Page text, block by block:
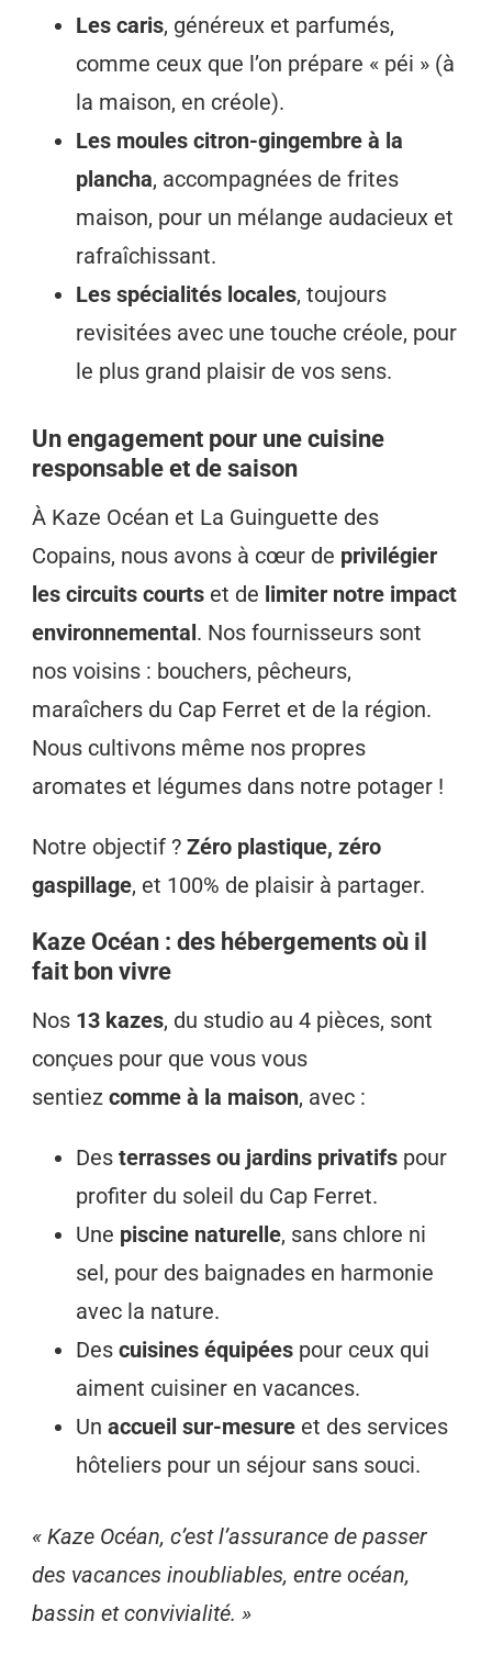
Les caris, généreux et parfumés,
comme ceux que l’on prépare « péi » (à
la maison, en créole).
Les moules citron-gingembre à la
plancha, accompagnées de frites
maison, pour un mélange audacieux et
rafraîchissant.
Les spécialités locales, toujours
revisitées avec une touche créole, pour
le plus grand plaisir de vos sens.
Un engagement pour une cuisine
responsable et de saison
À Kaze Océan et La Guinguette des
Copains, nous avons à cœur de privilégier
les circuits courts et de limiter notre impact
environnemental. Nos fournisseurs sont
nos voisins : bouchers, pêcheurs,
maraîchers du Cap Ferret et de la région.
Nous cultivons même nos propres
aromates et légumes dans notre potager !
Notre objectif ? Zéro plastique, zéro
gaspillage, et 100% de plaisir à partager.
Kaze Océan : des hébergements où il
fait bon vivre
Nos 13 kazes, du studio au 4 pièces, sont
conçues pour que vous vous
sentiez comme à la maison, avec :
Des terrasses ou jardins privatifs pour
profiter du soleil du Cap Ferret.
Une piscine naturelle, sans chlore ni
sel, pour des baignades en harmonie
avec la nature.
Des cuisines équipées pour ceux qui
aiment cuisiner en vacances.
Un accueil sur-mesure et des services
hôteliers pour un séjour sans souci.
« Kaze Océan, c’est l’assurance de passer
des vacances inoubliables, entre océan,
bassin et convivialité. »